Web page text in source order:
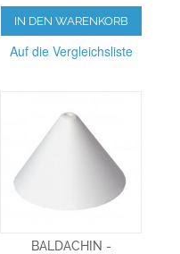
IN DEN WARENKORB
Auf die Vergleichsliste
BALDACHIN -